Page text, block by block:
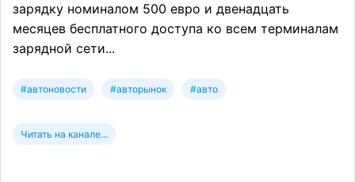
зарядку номиналом 500 евро и двенадцать
месяцев бесплатного доступа ко всем терминалам
зарядной сети...
#автоновости #авторынок #авто
Читать на канале...